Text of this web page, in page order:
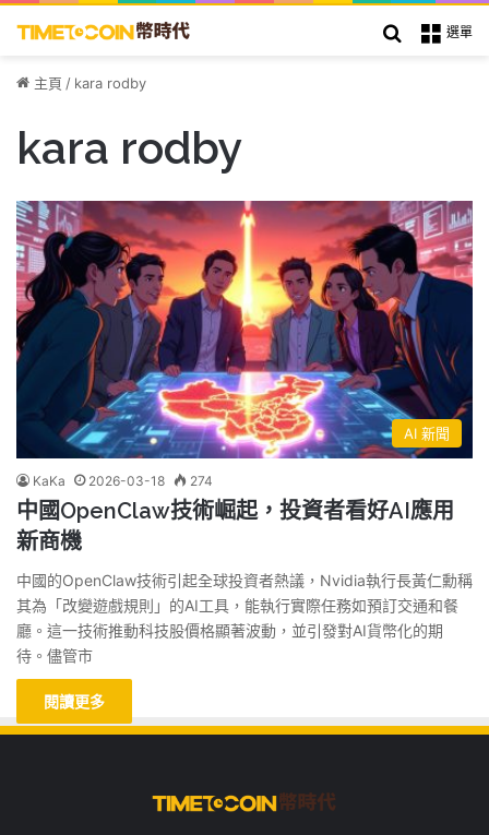
選單
搜索
主頁 / kara rodby
kara rodby
AI 新聞
KaKa 2026-03-18 274
中國OpenClaw技術崛起，投資者看好AI應用
新商機
中國的OpenClaw技術引起全球投資者熱議，Nvidia執行長黃仁勳稱
其為「改變遊戲規則」的AI工具，能執行實際任務如預訂交通和餐
廳。這一技術推動科技股價格顯著波動，並引發對AI貨幣化的期
待。儘管市
閱讀更多